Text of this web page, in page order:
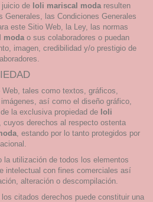
de loli mariscal moda resulten
Generales, las Condiciones Generales
este Sitio Web, la Ley, las normas
moda o sus colaboradores o puedan
imagen, credibilidad y/o prestigio de
tales como textos, gráficos,
así como el diseño gráfico,
la exclusiva propiedad de loli
cuyos derechos al respecto ostenta
, estando por lo tanto protegidos por
la utilización de todos los elementos
intelectual con fines comerciales así
alteración o descompilación.
citados derechos puede constituir una